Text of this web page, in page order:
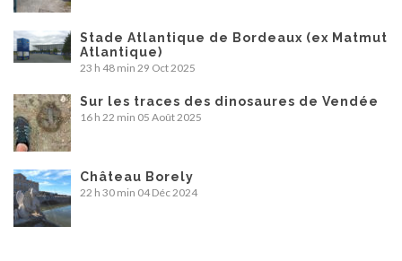
Stade Atlantique de Bordeaux (ex Matmut
Atlantique)
23 h 48 min 29 Oct 2025
Sur les traces des dinosaures de Vendée
16 h 22 min 05 Août 2025
Château Borely
22 h 30 min 04 Déc 2024